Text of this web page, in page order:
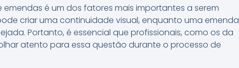
é um dos fatores mais importantes a serem
criar uma continuidade visual, enquanto uma emenda
Portanto, é essencial que profissionais, como os da
um olhar atento para essa questão durante o processo de